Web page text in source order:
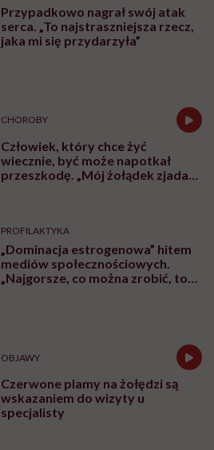
Przypadkowo nagrał swój atak
serca. „To najstraszniejsza rzecz,
jaka mi się przydarzyła”
CHOROBY
Człowiek, który chce żyć
wiecznie, być może napotkał
przeszkodę. „Mój żołądek zjada
PROFILAKTYKA
„Dominacja estrogenowa” hitem
mediów społecznościowych.
„Najgorsze, co można zrobić, to
OBJAWY
Czerwone plamy na żołędzi są
wskazaniem do wizyty u
specjalisty